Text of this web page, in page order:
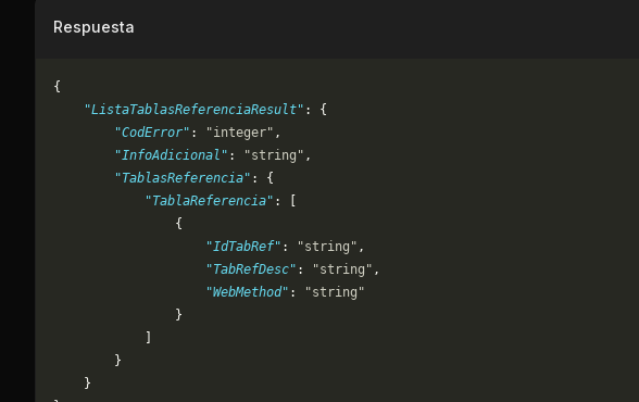
Respuesta
{
    "ListaTablasReferenciaResult"
: {
        "CodError"
: "integer" ,
        "InfoAdicional"
: "string" ,
        "TablasReferencia"
: {
            "TablaReferencia"
: [
                {
                    "IdTabRef"
: "string" ,
                    "TabRefDesc"
: "string" ,
                    "WebMethod"
:
"string"
                }
        }
    }